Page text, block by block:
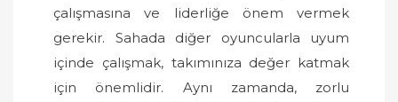
çalışmasına ve liderliğe önem vermek
gerekir. Sahada diğer oyuncularla uyum
içinde çalışmak, takımınıza değer katmak
için önemlidir. Aynı zamanda, zorlu